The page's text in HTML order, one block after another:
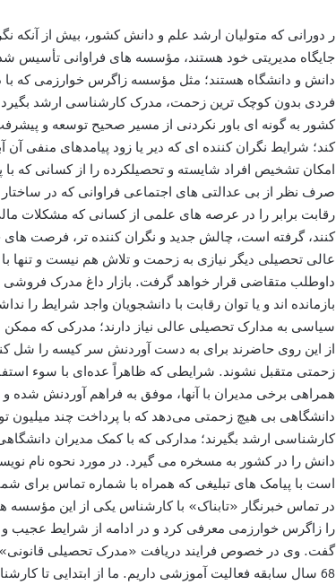
ر دورانی که متولیان ارشد علم و دانش کشور، بیش از آنکه
جایگاه مدیریتی خود هستند، مؤسسه های فراوانی تأسیس
فردی بدون کوچک ترین زحمت، مدرک کارشناسی ارشد
کشور به گونه ای باور نکردنی از مسیر صحیح توسعه و
کند؛ شرایط نگران کننده ای که دیر یا زود پیامدهای منفی
امکان تشخیص افراد شایسته و تحصیلکرده را از کسانی که
صرف نظر از بی عدالتی های اجتماعی فراوانی که در
رقابت برابر را در عرصه های علمی از کسانی که مشکلات
کنند، گرفته است، چالش جدید و نگران کننده تر، فرصت
عالی تحصیلی دیگر نیازی به زحمت و تلاش هم نیست و تنها
داوطلب متقاضی قرار خواهد گرفت. بازار داغ مدرک فروشی
بازمانده اند و یا توان رقابت با دانشجویان واجد شرایط را
سیاسی به مدارک تحصیلی عالی نیاز دارند؛ مدرکی که ممکن
از این روی حاضرند برای به دست آوردنش سر کیسه را شل
زحمتی متقبل نشوند. شرایطی که ظاهراً عده‌ای با سوء
همراهی برخی مدیران با آنها، موفق به فراهم آوردنش شده
دانشگاهی بی هیچ زحمتی می‌دهد که با پرداخت چند میلیون
کارشناسی ارشد بگیرند؛ مدارکی که با کمک مدیران
دانش را در کشور به مسخره می گیرد. در مورد نحوه نام
است با پیامک های تبلیغی که همراه با شماره تماس برای
در تماس خبرنگار «تابناک» با کارشناس یکی از این
را زاگرس خوارزمی معرفی کرد و در ادامه از شرایط عجیب
گفت. وی در خصوص فرایند دریافت «مدرک تحصیلی
68 سال سابقه فعالیت آموزشی داریم. ما از ابتدایی تا